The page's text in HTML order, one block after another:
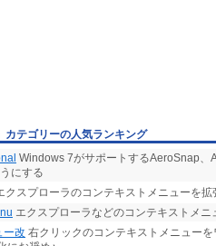
カテゴリーの人気ランキング
Windows 7がサポートするAeroSnap、
にする
クスプローラのコンテキストメニューを
エクスプローラなどのコンテキストメ
ー改 右クリックのコンテキストメニュー